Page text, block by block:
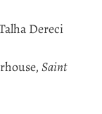
Dereci
Saint